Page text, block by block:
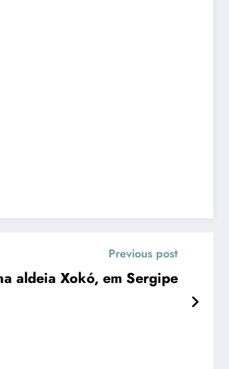
Previous post
aldeia Xokó, em Sergipe